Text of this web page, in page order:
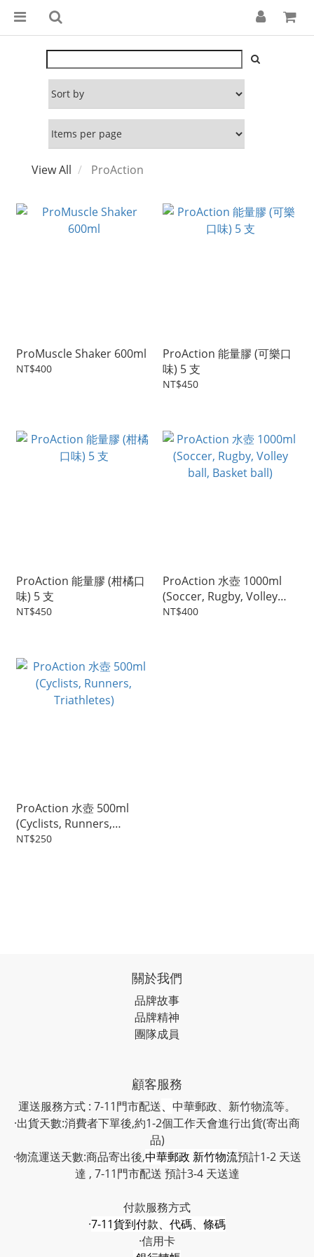
View All ProAction
ProMuscle Shaker 600ml
NT$400
ProAction 能量膠 (可樂口
味) 5 支
NT$450
ProAction 能量膠 (柑橘口
味) 5 支
NT$450
ProAction 水壺 1000ml
(Soccer, Rugby, Volley
ball, Basket ball)
NT$400
ProAction 水壺 500ml
(Cyclists, Runners,
Triathletes)
NT$250
關於我們
品牌故事
品牌精神
團隊成員
顧客服務
運送服務方式 : 7-11門市配送、 中華郵政、新竹物流等。
·出貨天數:消費者下單後,約1-2個工作天會進行出貨(寄出商
品)
·物流運送天數:商品寄出後,中華郵政 新竹物流預計1-2 天送
達 , 7-11門市配送 預計3-4 天送達
付款服務方式
·7-11貨到付款、代碼、條碼
·信用卡